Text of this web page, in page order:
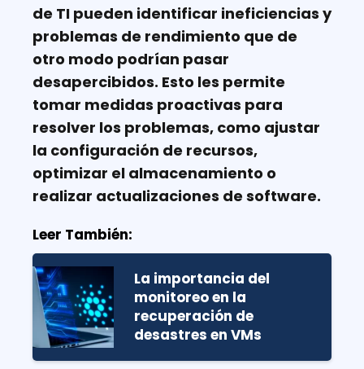
de TI pueden identificar ineficiencias y
problemas de rendimiento que de
otro modo podrían pasar
desapercibidos. Esto les permite
tomar medidas proactivas para
resolver los problemas, como ajustar
la configuración de recursos,
optimizar el almacenamiento o
realizar actualizaciones de software.
Leer También:
La importancia del
monitoreo en la
recuperación de
desastres en VMs